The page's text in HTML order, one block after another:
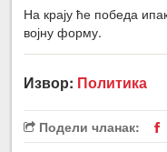
На крају ће победа
војну форму.
Извор: Политика
Подели чланак: